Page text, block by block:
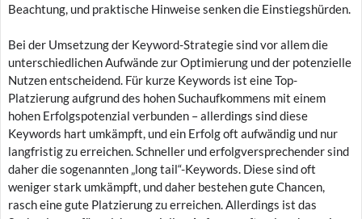
Beachtung, und praktische Hinweise senken die Einstiegshürden.
Bei der Umsetzung der Keyword-Strategie sind vor allem die
unterschiedlichen Aufwände zur Optimierung und der potenzielle
Nutzen entscheidend. Für kurze Keywords ist eine Top-
Platzierung aufgrund des hohen Suchaufkommens mit einem
hohen Erfolgspotenzial verbunden – allerdings sind diese
Keywords hart umkämpft, und ein Erfolg oft aufwändig und nur
langfristig zu erreichen. Schneller und erfolgversprechender sind
daher die sogenannten „long tail“-Keywords. Diese sind oft
weniger stark umkämpft, und daher bestehen gute Chancen,
rasch eine gute Platzierung zu erreichen. Allerdings ist das